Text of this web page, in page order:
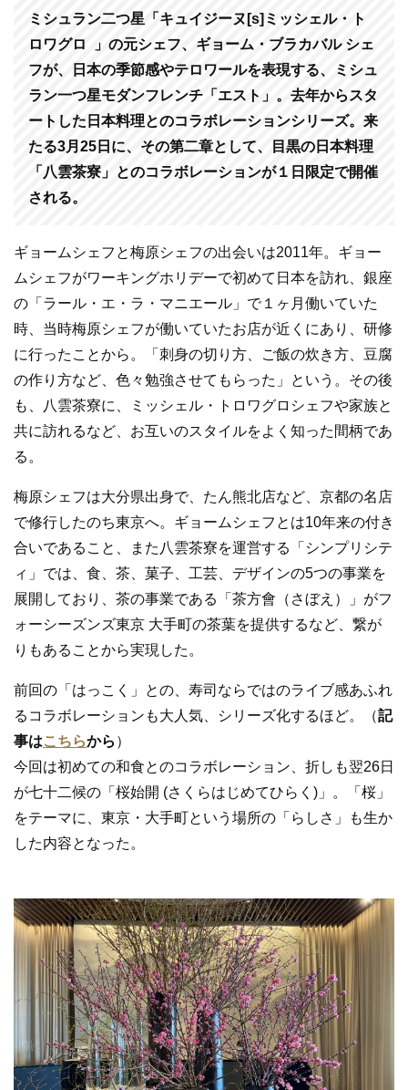
b
o
o
k
ミシュラン二つ星「キュイジーヌ[s]ミッシェル・ト
ロワグロ 」の元シェフ、ギョーム・ブラカバル シェ
フが、日本の季節感やテロワールを表現する、ミシュ
ラン一つ星モダンフレンチ「エスト」。去年からスタ
ートした日本料理とのコラボレーションシリーズ。来
たる3月25日に、その第二章として、目黒の日本料理
「八雲茶寮」とのコラボレーションが１日限定で開催
される。
ギョームシェフと梅原シェフの出会いは2011年。ギョー
ムシェフがワーキングホリデーで初めて日本を訪れ、銀座
の「ラール・エ・ラ・マニエール」で１ヶ月働いていた
時、当時梅原シェフが働いていたお店が近くにあり、研修
に行ったことから。「刺身の切り方、ご飯の炊き方、豆腐
の作り方など、色々勉強させてもらった」という。その後
も、八雲茶寮に、ミッシェル・トロワグロシェフや家族と
共に訪れるなど、お互いのスタイルをよく知った間柄であ
る。
梅原シェフは大分県出身で、たん熊北店など、京都の名店
で修行したのち東京へ。ギョームシェフとは10年来の付き
合いであること、また八雲茶寮を運営する「シンプリシテ
ィ」では、食、茶、菓子、工芸、デザインの5つの事業を
展開しており、茶の事業である「茶方會（さぼえ）」がフ
ォーシーズンズ東京 大手町の茶葉を提供するなど、繋が
りもあることから実現した。
前回の「はっこく」との、寿司ならではのライブ感あふれ
るコラボレーションも大人気、シリーズ化するほど。（記
事はこちらから ）
今回は初めての和食とのコラボレーション、折しも翌26日
が七十二候の「桜始開 (さくらはじめてひらく)」。「桜」
をテーマに、東京・大手町という場所の「らしさ」も生か
した内容となった。